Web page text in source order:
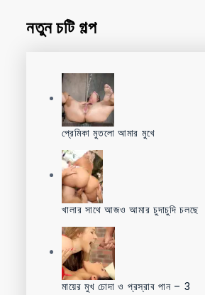
নতুন চটি গল্প
প্রেমিকা মুতলো আমার মুখে
খালার সাথে আজও আমার চুদাচুদি চলছে
মায়ের মুখ চোদা ও প্রস্রাব পান – 3